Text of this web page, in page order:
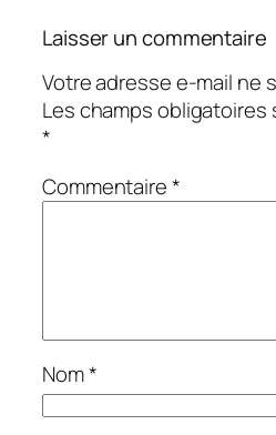
Laisser un commentaire
Votre adresse e-mail ne
Les champs
*
Commentaire*
Nom*